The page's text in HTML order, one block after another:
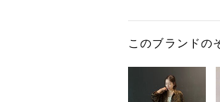
このブランドの